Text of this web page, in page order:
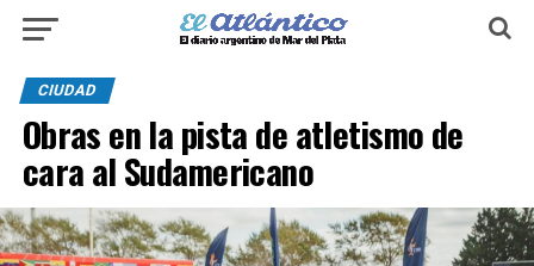
CIUDAD
Obras en la pista de atletismo de
cara al Sudamericano